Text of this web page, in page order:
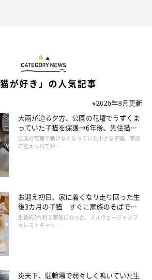
猫が好き」の人気記事
※2026年8月更新
大雨が迫る夕方、公園の花壇でうずくま
っていた子猫を保護→6年後、先住猫
と“姉妹”のような関係に
公園の花壇で動けなくなっていた小さな子猫。家族
に迎えられてか …
お迎え初日、家に着くなり走り回った生
後3カ月の子猫 すぐに家族のそばで落
ち着く姿に「迎えてよかった」
生後約3カ月で家族になった、ノルウェージャンフ
ォレストキャッ …
炎天下、駐輪場で弱々しく鳴いていた生